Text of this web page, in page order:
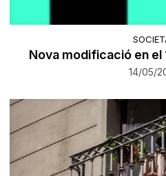
Nova modificació en el
14/05/